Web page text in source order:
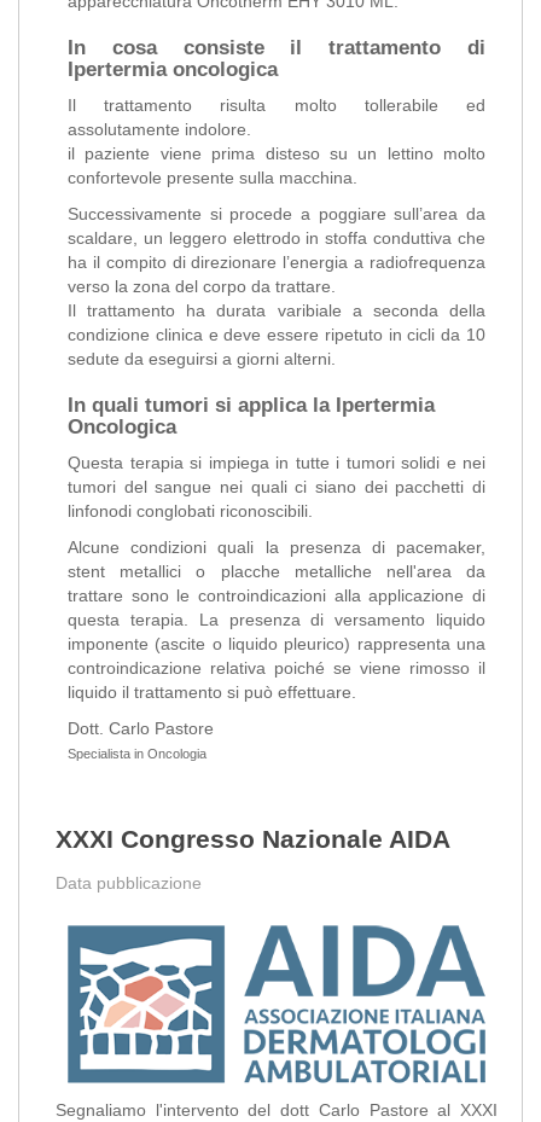
In cosa consiste il trattamento di
Ipertermia oncologica
Il trattamento risulta molto tollerabile ed
assolutamente indolore.
il paziente viene prima disteso su un lettino molto
confortevole presente sulla macchina.
Successivamente si procede a poggiare sull’area da
scaldare, un leggero elettrodo in stoffa conduttiva che
ha il compito di direzionare l’energia a radiofrequenza
verso la zona del corpo da trattare.
Il trattamento ha durata varibiale a seconda della
condizione clinica e deve essere ripetuto in cicli da 10
sedute da eseguirsi a giorni alterni.
In quali tumori si applica la Ipertermia
Oncologica
Questa terapia si impiega in tutte i tumori solidi e nei
tumori del sangue nei quali ci siano dei pacchetti di
linfonodi conglobati riconoscibili.
Alcune condizioni quali la presenza di pacemaker,
stent metallici o placche metalliche nell'area da
trattare sono le controindicazioni alla applicazione di
questa terapia. La presenza di versamento liquido
imponente (ascite o liquido pleurico) rappresenta una
controindicazione relativa poiché se viene rimosso il
liquido il trattamento si può effettuare.
Dott. Carlo Pastore
Specialista in Oncologia
XXXI Congresso Nazionale AIDA
Data pubblicazione
Segnaliamo l'intervento del dott Carlo Pastore al XXXI